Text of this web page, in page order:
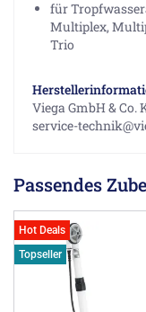
für
Multiplex,
Trio
Viega GmbH & Co.
service-
Passendes
Hot Deals
Topseller